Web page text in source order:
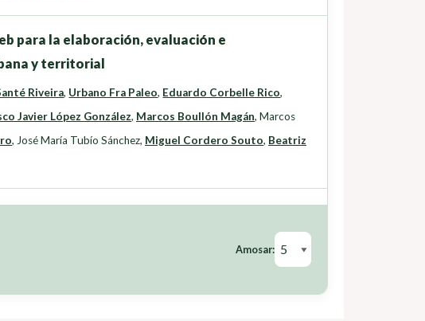
para la elaboración, evaluación e
y territorial
Riveira, Urbano Fra Paleo, Eduardo Corbelle Rico,
Javier López González, Marcos Boullón Magán, Marcos
, José María Tubío Sánchez, Miguel Cordero Souto, Beatriz
Amosar: